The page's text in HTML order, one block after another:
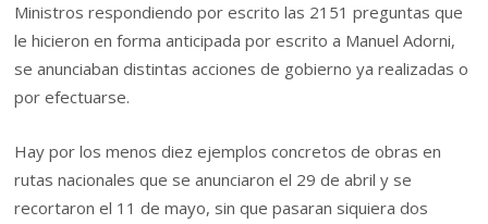
Ministros respondiendo por escrito las 2151 preguntas que
le hicieron en forma anticipada por escrito a Manuel Adorni,
se anunciaban distintas acciones de gobierno ya realizadas o
por efectuarse.
Hay por los menos diez ejemplos concretos de obras en
rutas nacionales que se anunciaron el 29 de abril y se
recortaron el 11 de mayo, sin que pasaran siquiera dos